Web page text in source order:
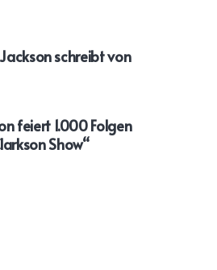
schreibt von
feiert 1.000 Folgen
Show“